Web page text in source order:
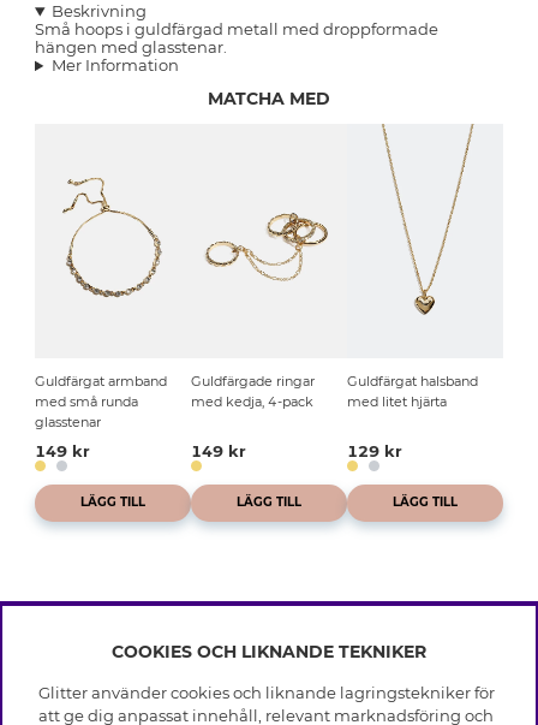
Beskrivning
Små hoops i guldfärgad metall med droppformade
hängen med glasstenar.
Mer Information
MATCHA MED
Guldfärgat armband
med små runda
glasstenar
149 kr
LÄGG TILL
Guldfärgade ringar
med kedja, 4-pack
149 kr
LÄGG TILL
Guldfärgat halsband
med litet hjärta
129 kr
LÄGG TILL
INFO
Leverans
COOKIES OCH LIKNANDE TEKNIKER
Glitter använder cookies och liknande lagringstekniker för
att ge dig anpassat innehåll, relevant marknadsföring och